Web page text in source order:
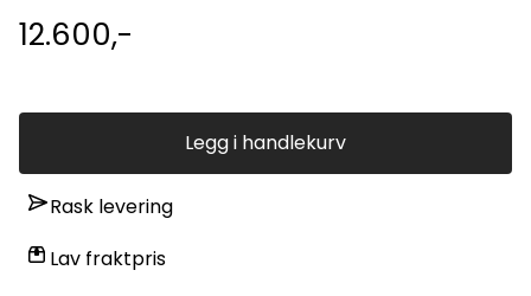
Strømmer Filteroperasjoner Vannsirkulasjoner
Svømmedammer Ikke-nedsenkbar installasjon Brukermanual
12.600,-
Legg i handlekurv
Rask levering
Lav fraktpris